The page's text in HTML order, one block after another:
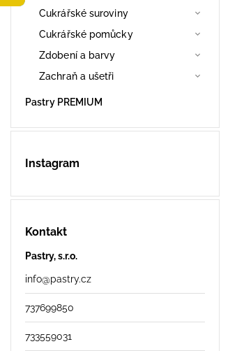
Cukrářské suroviny
Cukrářské pomůcky
Zdobení a barvy
Zachraň a ušetři
Pastry PREMIUM
Instagram
Kontakt
Pastry, s.r.o.
info@pastry.cz
737699850
733559031